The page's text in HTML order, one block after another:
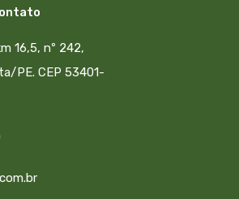
16,5, nº 242,
PE. CEP 53401-